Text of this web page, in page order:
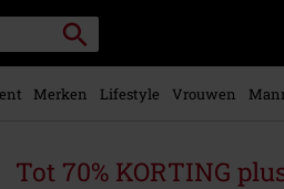
Packstation
zoeken
Merken Lifestyle Vrouwen
Tot 70% KORTING